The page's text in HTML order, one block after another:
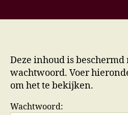
Deze inhoud is beschermd
wachtwoord. Voer
om het te bekijken.
Wachtwoord: